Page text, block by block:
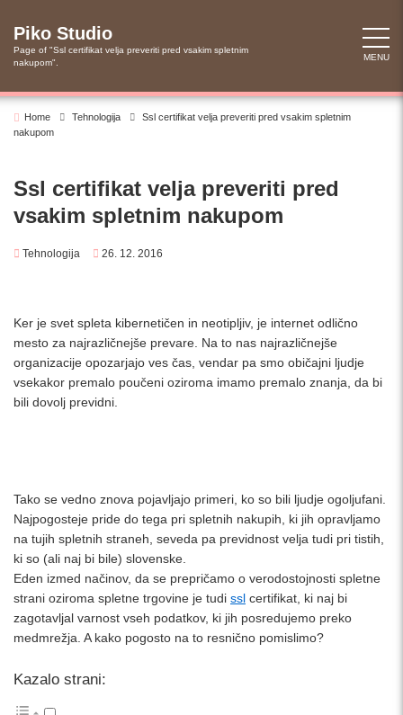
content
Piko Studio
Page of "Ssl certifikat velja preveriti pred vsakim spletnim
nakupom".
MENU
Home Tehnologija
Ssl certifikat velja preveriti pred vsakim spletnim
nakupom
Ssl certifikat velja preveriti pred
vsakim spletnim nakupom
Tehnologija 26. 12. 2016
Ker je svet spleta kibernetičen in neotipljiv, je internet odlično
mesto za najrazličnejše prevare. Na to nas najrazličnejše
organizacije opozarjajo ves čas, vendar pa smo običajni ljudje
vsekakor premalo poučeni oziroma imamo premalo znanja, da bi
bili dovolj previdni.
Tako se vedno znova pojavljajo primeri, ko so bili ljudje ogoljufani.
Najpogosteje pride do tega pri spletnih nakupih, ki jih opravljamo
na tujih spletnih straneh, seveda pa previdnost velja tudi pri tistih,
ki so (ali naj bi bile) slovenske.
Eden izmed načinov, da se prepričamo o verodostojnosti spletne
strani oziroma spletne trgovine je tudi ssl certifikat, ki naj bi
zagotavljal varnost vseh podatkov, ki jih posredujemo preko
medmrežja. A kako pogosto na to resnično pomislimo?
Kazalo strani: